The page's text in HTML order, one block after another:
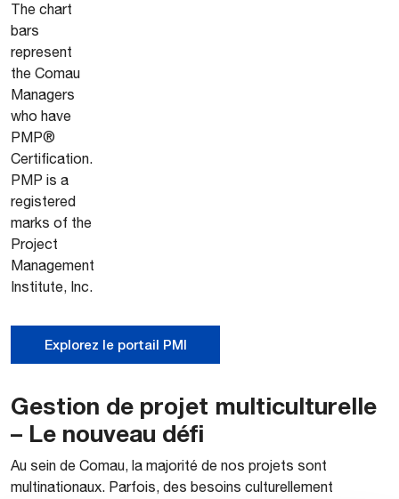
The chart
bars
represent
the Comau
Managers
who have
PMP®
Certification.
PMP is a
registered
marks of the
Project
Management
Institute, Inc.
Explorez le portail PMI
Gestion de projet multiculturelle
– Le nouveau défi
Au sein de Comau, la majorité de nos projets sont
multinationaux. Parfois, des besoins culturellement